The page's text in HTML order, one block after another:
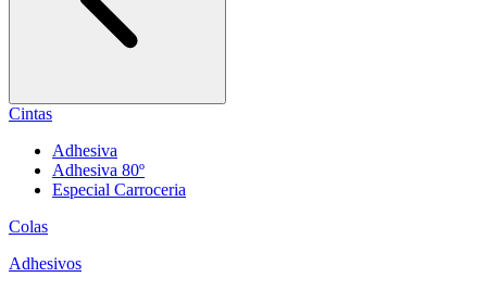
Cintas
Adhesiva
Adhesiva 80º
Especial Carroceria
Colas
Adhesivos